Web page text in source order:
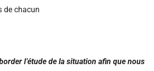
de chacun
l’étude de la situation afin que nous